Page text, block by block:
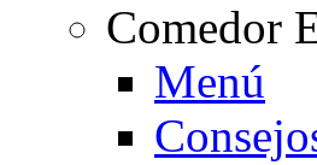
Comedor
Menú